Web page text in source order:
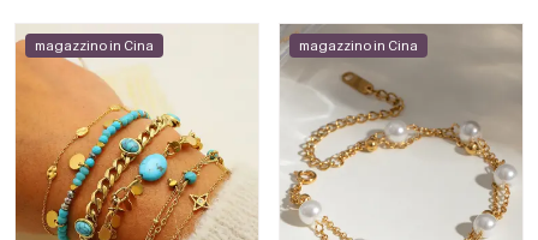
magazzino in Cina magazzino in Cina